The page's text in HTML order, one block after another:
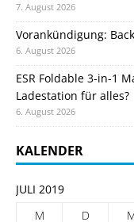
7. August 2026
Vorankündigung:
6. August 2026
ESR Foldable 3-in-1
Ladestation für alles?
6. August 2026
KALENDER
JULI 2019
M
D